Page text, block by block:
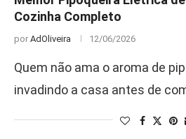
Cozinha Completo
por AdOliveira 12/06/2026
Quem não ama o aroma de
invadindo a casa antes de